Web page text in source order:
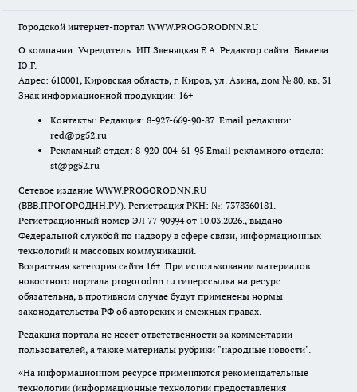
Городской интернет-портал WWW.PROGORODNN.RU
О компании: Учредитель: ИП Звеняцкая Е.А. Редактор сайта: Бакаева
Ю.Г.
Адрес: 610001, Кировская область, г. Киров, ул. Азина, дом № 80, кв. 31
Знак информационной продукции: 16+
Контакты: Редакция: 8-927-669-90-87 Email редакции:
red@pg52.ru
Рекламный отдел: 8-920-004-61-95 Email рекламного отдела:
st@pg52.ru
Сетевое издание WWW.PROGORODNN.RU
(ВВВ.ПРОГОРОДНН.РУ). Регистрация РКН: №: 7378360181.
Регистрационный номер ЭЛ 77-90994 от 10.03.2026., выдано
Федеральной службой по надзору в сфере связи, информационных
технологий и массовых коммуникаций.
Возрастная категория сайта 16+. При использовании материалов
новостного портала progorodnn.ru гиперссылка на ресурс
обязательна, в противном случае будут применены нормы
законодательства РФ об авторских и смежных правах.
Редакция портала не несет ответственности за комментарии
пользователей, а также материалы рубрики "народные новости".
«На информационном ресурсе применяются рекомендательные
технологии (информационные технологии предоставления